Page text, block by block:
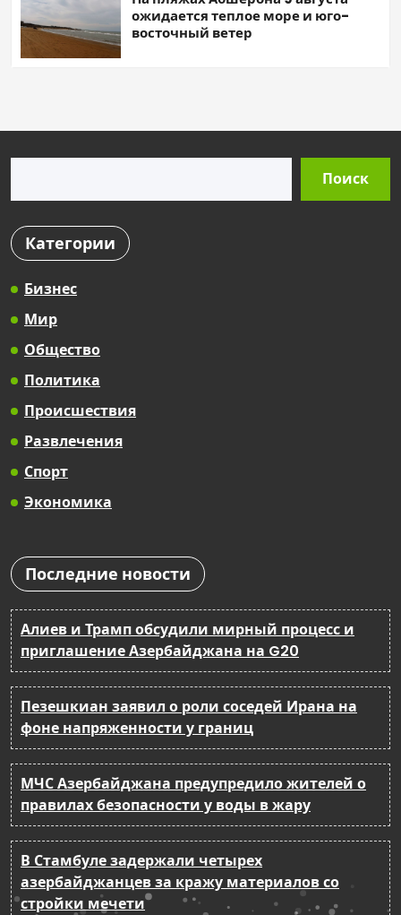
ожидается теплое море и юго-
восточный ветер
Поиск
Категории
Бизнес
Мир
Общество
Политика
Происшествия
Развлечения
Спорт
Экономика
Последние новости
Алиев и Трамп обсудили мирный процесс и
приглашение Азербайджана на G20
Пезешкиан заявил о роли соседей Ирана на
фоне напряженности у границ
МЧС Азербайджана предупредило жителей о
правилах безопасности у воды в жару
В Стамбуле задержали четырех
азербайджанцев за кражу материалов со
стройки мечети